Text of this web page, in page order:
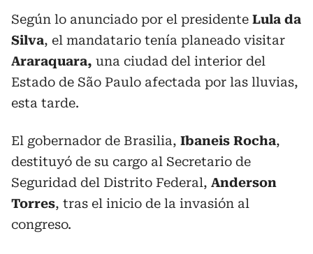
Según lo anunciado por el presidente Lula da
Silva, el mandatario tenía planeado visitar
Araraquara, una ciudad del interior del
Estado de São Paulo afectada por las lluvias,
esta tarde.
El gobernador de Brasilia, Ibaneis Rocha,
destituyó de su cargo al Secretario de
Seguridad del Distrito Federal, Anderson
Torres, tras el inicio de la invasión al
congreso.